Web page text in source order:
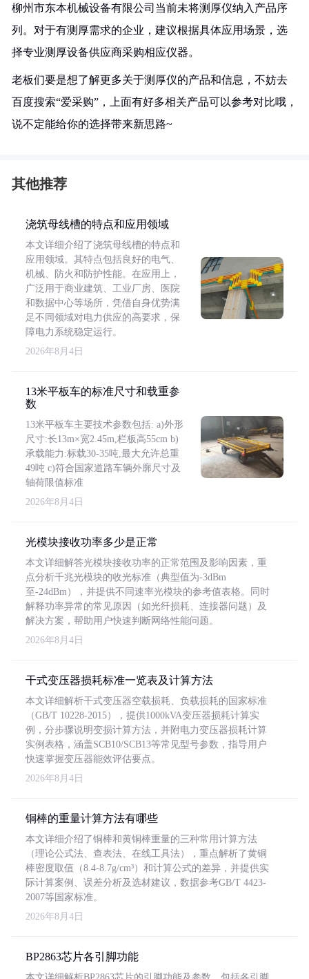
柳州市东本机械设备有限公司当前未将测厚仪纳入产品序
列。对于有测厚需求的企业，建议根据具体应用场景，选
择专业测厚设备供应商采购相应仪器。
老板们要是想了解更多关于测厚仪的产品和信息，不妨去
百度搜索“爱采购”，上面有好多相关产品可以参考对比哦，
说不定能给你的选择带来新思路~
其他推荐
浇筑母线槽的特点和应用领域
本文详细介绍了浇筑母线槽的特点和
应用领域。其特点包括良好的电气、
机械、防火和防护性能。在应用上，
广泛用于商业建筑、工业厂房、医院
和数据中心等场所，凭借自身优势满
足不同领域对电力供应的高要求，保
障电力系统稳定运行。
2026年8月4日
13米平板车的标准尺寸和载重参
数
13米平板车主要技术参数包括: a)外形
尺寸:长13m×宽2.45m,栏板高55cm b)
承载能力:标载30-35吨,最大允许总重
49吨 c)符合国家道路车辆外廓尺寸及
轴荷限值标准
2026年8月4日
光模块接收功率多少是正常
本文详细解答光模块接收功率的正常范围及影响因素，重
点分析千兆光模块的收光标准（典型值为-3dBm
至-24dBm），并提供不同速率光模块的参考值表格。同时
解释功率异常的常见原因（如光纤损耗、连接器问题）及
解决方案，帮助用户快速判断网络性能问题。
2026年8月4日
干式变压器损耗标准一览表及计算方法
本文详细解析干式变压器空载损耗、负载损耗的国家标准
（GB/T 10228-2015），提供1000kVA变压器损耗计算实
例，分步骤说明变损计算方法，并附电力变压器损耗计算
实例表格，涵盖SCB10/SCB13等常见型号参数，指导用户
快速掌握变压器能效评估要点。
2026年8月4日
铜棒的重量计算方法有哪些
本文详细介绍了铜棒和黄铜棒重量的三种常用计算方法
（理论公式法、查表法、在线工具法），重点解析了黄铜
棒密度取值（8.4-8.7g/cm³）和计算公式的差异，并提供实
际计算案例、误差分析及选材建议，数据参考GB/T 4423-
2007等国家标准。
2026年8月4日
BP2863芯片各引脚功能